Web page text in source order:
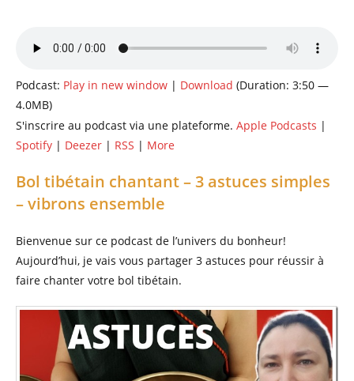
publication :
Podcast: Play in new window | Download (Duration: 3:50 —
4.0MB)
S'inscrire au podcast via une plateforme. Apple Podcasts |
Spotify | Deezer | RSS | More
Bol tibétain chantant – 3 astuces simples
– vibrons ensemble
Bienvenue sur ce podcast de l’univers du bonheur!
Aujourd’hui, je vais vous partager 3 astuces pour réussir à
faire chanter votre bol tibétain.